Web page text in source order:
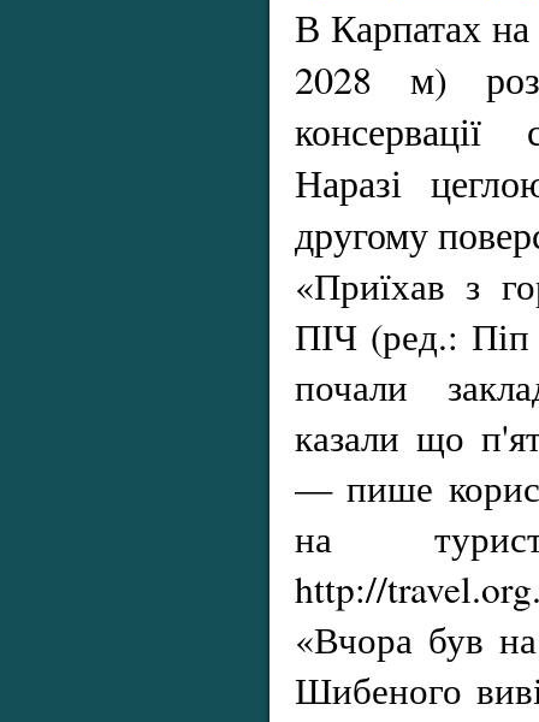
В Карпатах на
2028 м)
консервації
Наразі
другому
«Приїхав з
ПІЧ (ред.: Піп
почали
казали що
— пише
на
http://
«Вчора був
Шибеного